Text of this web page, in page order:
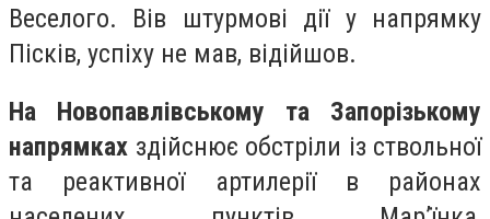
Веселого. Вів штурмові дії у напрямку
Пісків, успіху не мав, відійшов.
На Новопавлівському та Запорізькому
напрямках здійснює обстріли із ствольної
та реактивної артилерії в районах